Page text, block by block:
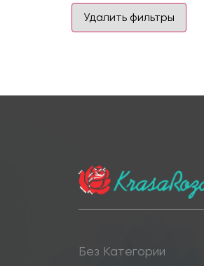
Удалить фильтры
Без Категории